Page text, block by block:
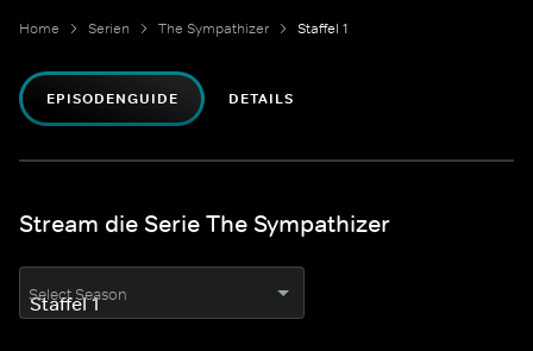
Home Serien The Sympathizer Staffel 1
EPISODENGUIDE DETAILS
Stream die Serie The Sympathizer
Select Season